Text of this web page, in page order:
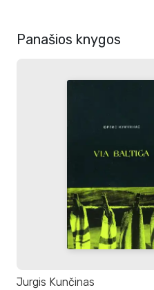
Panašios knygos
Jurgis Kunčinas